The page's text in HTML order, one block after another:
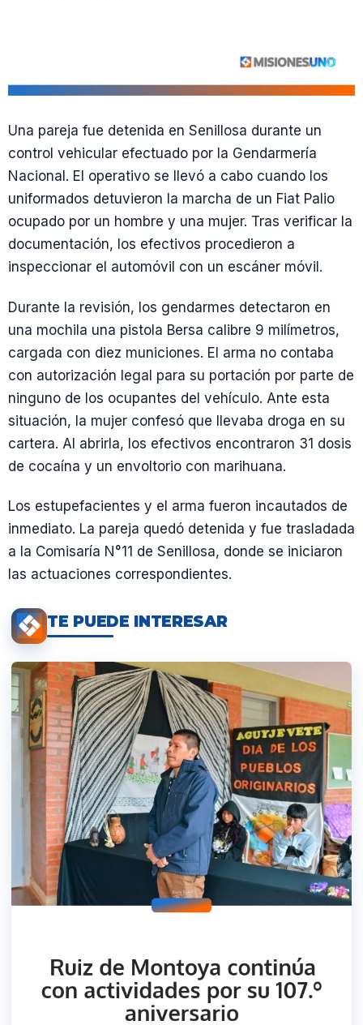
Una pareja fue detenida en Senillosa durante un
control vehicular efectuado por la Gendarmería
Nacional. El operativo se llevó a cabo cuando los
uniformados detuvieron la marcha de un Fiat Palio
ocupado por un hombre y una mujer. Tras verificar la
documentación, los efectivos procedieron a
inspeccionar el automóvil con un escáner móvil.
Durante la revisión, los gendarmes detectaron en
una mochila una pistola Bersa calibre 9 milímetros,
cargada con diez municiones. El arma no contaba
con autorización legal para su portación por parte de
ninguno de los ocupantes del vehículo. Ante esta
situación, la mujer confesó que llevaba droga en su
cartera. Al abrirla, los efectivos encontraron 31 dosis
de cocaína y un envoltorio con marihuana.
Los estupefacientes y el arma fueron incautados de
inmediato. La pareja quedó detenida y fue trasladada
a la Comisaría N°11 de Senillosa, donde se iniciaron
las actuaciones correspondientes.
TE PUEDE INTERESAR